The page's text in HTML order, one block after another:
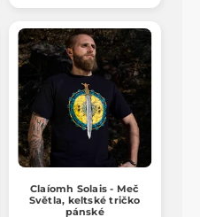
Claíomh Solais - Meč
Světla, keltské tričko
pánské